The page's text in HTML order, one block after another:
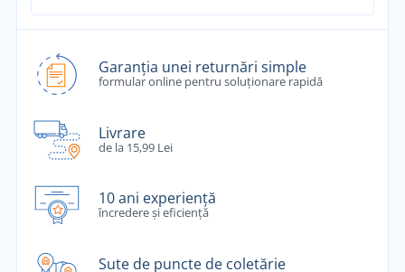
Garanția unei returnări simple
formular online pentru soluționare rapidă
Livrare
de la 15,99 Lei
10 ani experiență
încredere și eficiență
Sute de puncte de coletărie